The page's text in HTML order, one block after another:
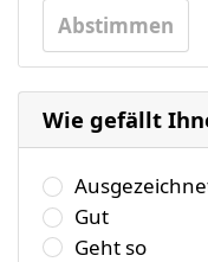
Abstimmen
Wie gefällt
Wählen Sie bitte
Gut
Geht so